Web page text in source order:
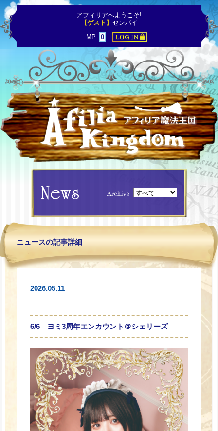
アフィリアへようこそ!
【ゲスト】 センパイ
MP
0
ニュースの記事詳細
2026.05.11
6/6 ヨミ3周年エンカウント＠シェリーズ